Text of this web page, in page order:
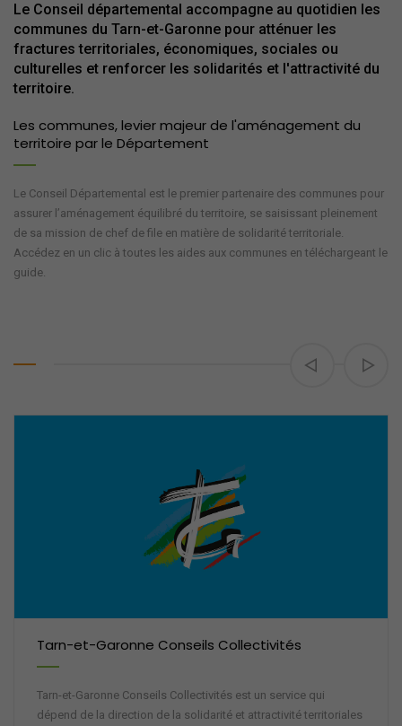
Le Conseil départemental accompagne au quotidien les
communes du Tarn-et-Garonne pour atténuer les
fractures territoriales, économiques, sociales ou
culturelles et renforcer les solidarités et l'attractivité du
territoire.
Les communes, levier majeur de l'aménagement du
territoire par le Département
Le Conseil Départemental est le premier partenaire des communes pour
assurer l’aménagement équilibré du territoire, se saisissant pleinement
de sa mission de chef de file en matière de solidarité territoriale.
Accédez en un clic à toutes les aides aux communes en téléchargeant le
guide.
Tarn-et-Garonne Conseils Collectivités
Tarn-et-Garonne Conseils Collectivités est un service qui
dépend de la direction de la solidarité et attractivité territoriales